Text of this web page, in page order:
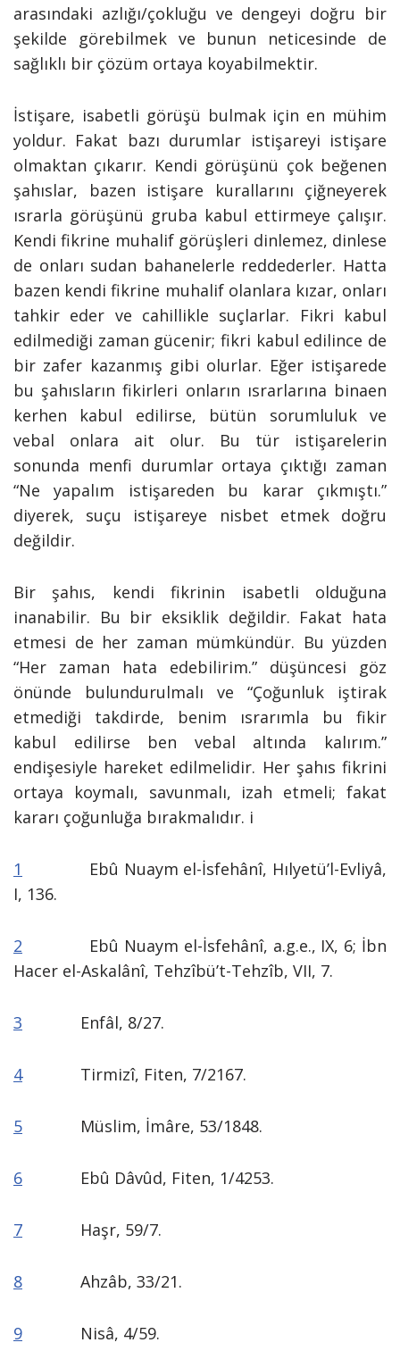
arasındaki azlığı/çokluğu ve dengeyi doğru bir
şekilde görebilmek ve bunun neticesinde de
sağlıklı bir çözüm ortaya koyabilmektir.
İstişare, isabetli görüşü bulmak için en mühim
yoldur. Fakat bazı durumlar istişareyi istişare
olmaktan çıkarır. Kendi görüşünü çok beğenen
şahıslar, bazen istişare kurallarını çiğneyerek
ısrarla görüşünü gruba kabul ettirmeye çalışır.
Kendi fikrine muhalif görüşleri dinlemez, dinlese
de onları sudan bahanelerle reddederler. Hatta
bazen kendi fikrine muhalif olanlara kızar, onları
tahkir eder ve cahillikle suçlarlar. Fikri kabul
edilmediği zaman gücenir; fikri kabul edilince de
bir zafer kazanmış gibi olurlar. Eğer istişarede
bu şahısların fikirleri onların ısrarlarına binaen
kerhen kabul edilirse, bütün sorumluluk ve
vebal onlara ait olur. Bu tür istişarelerin
sonunda menfi durumlar ortaya çıktığı zaman
“Ne yapalım istişareden bu karar çıkmıştı.”
diyerek, suçu istişareye nisbet etmek doğru
değildir.
Bir şahıs, kendi fikrinin isabetli olduğuna
inanabilir. Bu bir eksiklik değildir. Fakat hata
etmesi de her zaman mümkündür. Bu yüzden
“Her zaman hata edebilirim.” düşüncesi göz
önünde bulundurulmalı ve “Çoğunluk iştirak
etmediği takdirde, benim ısrarımla bu fikir
kabul edilirse ben vebal altında kalırım.”
endişesiyle hareket edilmelidir. Her şahıs fikrini
ortaya koymalı, savunmalı, izah etmeli; fakat
kararı çoğunluğa bırakmalıdır. i
1
Ebû Nuaym el-İsfehânî, Hılyetü’l-Evliyâ,
I, 136.
2 Ebû Nuaym el-İsfehânî, a.g.e., IX, 6; İbn
Hacer el-Askalânî, Tehzîbü’t-Tehzîb, VII, 7.
3 Enfâl, 8/27.
4Tirmizî, Fiten, 7/2167.
5 Müslim, İmâre, 53/1848.
6 Ebû Dâvûd, Fiten, 1/4253.
7 Haşr, 59/7.
8 Ahzâb, 33/21.
9 Nisâ, 4/59.